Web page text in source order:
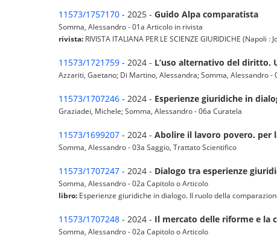
11573/1757170 - 2025 - Guido Alpa comparatista
Somma, Alessandro - 01a Articolo in rivista
rivista: RIVISTA ITALIANA PER LE SCIENZE GIURIDICHE
11573/1721759 - 2024 - L’uso alternativo del
Azzariti, Gaetano; Di Martino, Alessandra; Somma, Alessandro -
11573/1707246 - 2024 - Esperienze giuridiche in
Graziadei, Michele; Somma, Alessandro - 06a Curatela
11573/1699207 - 2024 - Abolire il lavoro povero. per
Somma, Alessandro - 03a Saggio, Trattato Scientifico
11573/1707247 - 2024 - Dialogo tra esperienze
Somma, Alessandro - 02a Capitolo o Articolo
libro: Esperienze giuridiche in dialogo. Il ruolo della
11573/1707248 - 2024 - Il mercato delle riforme e la
Somma, Alessandro - 02a Capitolo o Articolo